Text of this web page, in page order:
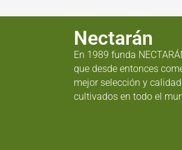
Nectarán
En 1989 funda
que desde entonces
mejor selección y
cultivados en todo el